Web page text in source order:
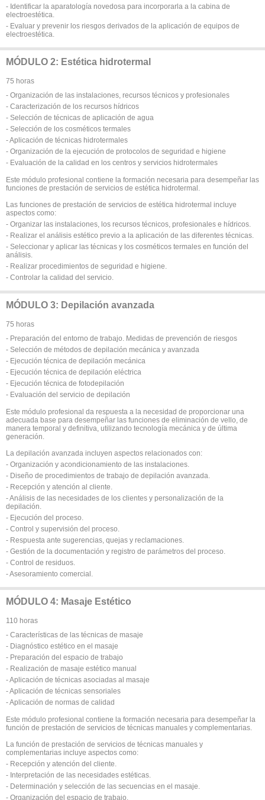
- Identificar la aparatología novedosa para incorporarla a la cabina de
electroestética.
- Evaluar y prevenir los riesgos derivados de la aplicación de equipos de
electroestética.
MÓDULO 2: Estética hidrotermal
75 horas
- Organización de las instalaciones, recursos técnicos y profesionales
- Caracterización de los recursos hídricos
- Selección de técnicas de aplicación de agua
- Selección de los cosméticos termales
- Aplicación de técnicas hidrotermales
- Organización de la ejecución de protocolos de seguridad e higiene
- Evaluación de la calidad en los centros y servicios hidrotermales
Este módulo profesional contiene la formación necesaria para desempeñar las
funciones de prestación de servicios de estética hidrotermal.
Las funciones de prestación de servicios de estética hidrotermal incluye
aspectos como:
- Organizar las instalaciones, los recursos técnicos, profesionales e hídricos.
- Realizar el análisis estético previo a la aplicación de las diferentes técnicas.
- Seleccionar y aplicar las técnicas y los cosméticos termales en función del
análisis.
- Realizar procedimientos de seguridad e higiene.
- Controlar la calidad del servicio.
MÓDULO 3: Depilación avanzada
75 horas
- Preparación del entorno de trabajo. Medidas de prevención de riesgos
- Selección de métodos de depilación mecánica y avanzada
- Ejecución técnica de depilación mecánica
- Ejecución técnica de depilación eléctrica
- Ejecución técnica de fotodepilación
- Evaluación del servicio de depilación
Este módulo profesional da respuesta a la necesidad de proporcionar una
adecuada base para desempeñar las funciones de eliminación de vello, de
manera temporal y definitiva, utilizando tecnología mecánica y de última
generación.
La depilación avanzada incluyen aspectos relacionados con:
- Organización y acondicionamiento de las instalaciones.
- Diseño de procedimientos de trabajo de depilación avanzada.
- Recepción y atención al cliente.
- Análisis de las necesidades de los clientes y personalización de la
depilación.
- Ejecución del proceso.
- Control y supervisión del proceso.
- Respuesta ante sugerencias, quejas y reclamaciones.
- Gestión de la documentación y registro de parámetros del proceso.
- Control de residuos.
- Asesoramiento comercial.
MÓDULO 4: Masaje Estético
110 horas
- Características de las técnicas de masaje
- Diagnóstico estético en el masaje
- Preparación del espacio de trabajo
- Realización de masaje estético manual
- Aplicación de técnicas asociadas al masaje
- Aplicación de técnicas sensoriales
- Aplicación de normas de calidad
Este módulo profesional contiene la formación necesaria para desempeñar la
función de prestación de servicios de técnicas manuales y complementarias.
La función de prestación de servicios de técnicas manuales y
complementarias incluye aspectos como:
- Recepción y atención del cliente.
- Interpretación de las necesidades estéticas.
- Determinación y selección de las secuencias en el masaje.
- Organización del espacio de trabajo.